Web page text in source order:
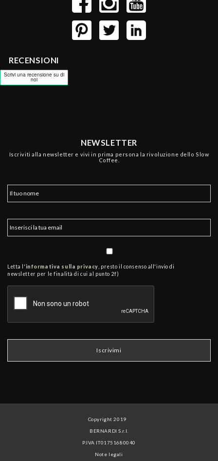
RECENSIONI
NEWSLETTER
Iscriviti alla newsletter e vivi in prima persona la rivoluzione dello Slow
Coffee.
Letta l'informativa sulla privacy , presto il consenso all'invio di
newsletter per le finalità di cui al punto 2f)
Copyright 2019
BERNARDI S.r.l.
P.IVA IT01751680040
Note legali